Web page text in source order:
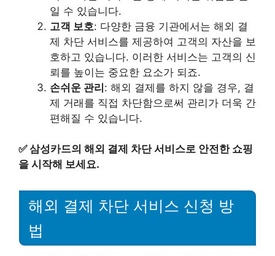
일 수 있습니다.
고객 보호: 다양한 금융 기관에서는 해외 결
제 차단 서비스를 제공하여 고객의 자산을 보
호하고 있습니다. 이러한 서비스는 고객의 신
뢰를 높이는 중요한 요소가 되죠.
손쉬운 관리: 해외 결제를 하지 않을 경우, 결
제 거래를 직접 차단함으로써 관리가 더욱 간
편해질 수 있습니다.
✅삼성카드의 해외 결제 차단 서비스로 안전한 쇼핑
을 시작해 보세요.
해외 결제 차단 서비스 신청 방
법